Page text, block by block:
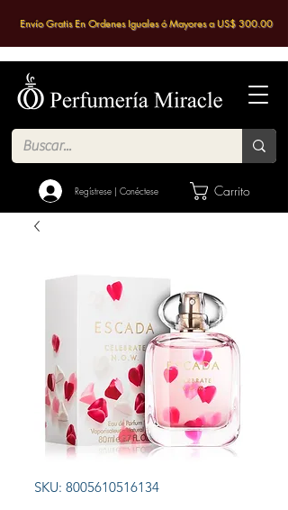
Regístrese | Conéctese Carrito
Envío Gratis En Ordenes Iguales ó Mayores a US$ 300.00
SKU: 8005610516134